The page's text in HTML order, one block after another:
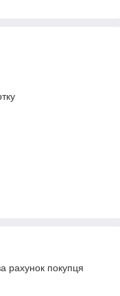
рахунок покупця